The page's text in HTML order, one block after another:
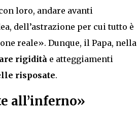
loro, andare avanti
dell’astrazione per cui tutto è
reale». Dunque, il Papa, nella
rigidità e atteggiamenti
risposate.
all’inferno»